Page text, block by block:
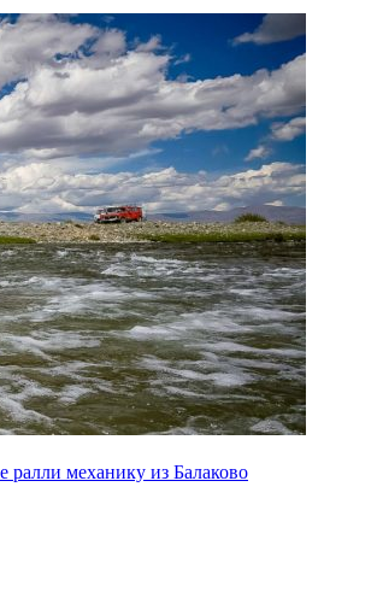
ралли механику из Балаково